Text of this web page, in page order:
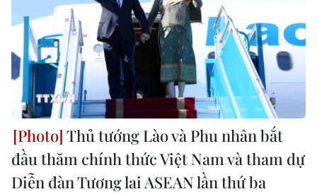
Thủ tướng Lào và Phu nhân bắt
đầu thăm chính thức Việt Nam và tham dự
Diễn đàn Tương lai ASEAN lần thứ ba